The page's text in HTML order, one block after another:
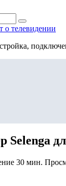
телевидении
Selenga
30 мин.